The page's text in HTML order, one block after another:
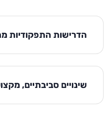
הדרישות התפקודיות
שינויים סביבתיים,